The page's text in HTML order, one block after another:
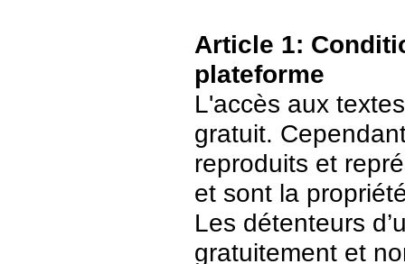
Article 1:
plateforme
L'accès aux
gratuit.
reproduits et
et sont la
Les détenteurs
gratuitement et